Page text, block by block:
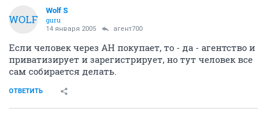
WOLF
Wolf S
guru
14 января 2005 агент700
Если человек через АН покупает, то - да - агентство и
приватизирует и зарегистрирует, но тут человек все
сам собирается делать.
ОТВЕТИТЬ